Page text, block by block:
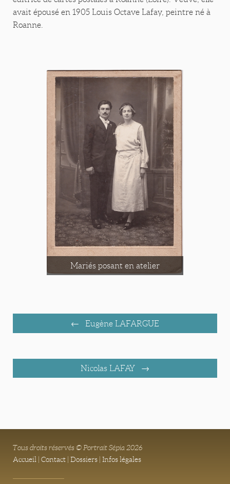
avait épousé en 1905 Louis Octave Lafay, peintre né à
Roanne.
Mariés posant en atelier
Eugène LAFARGUE
Nicolas LAFAY
Tous droits réservés © Portrait Sépia 2026
Accueil Contact Dossiers Infos légales